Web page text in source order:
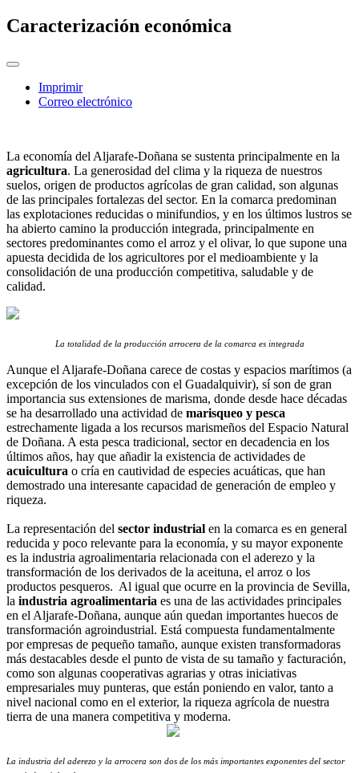
Caracterización económica
Imprimir
Correo electrónico
La economía del Aljarafe-Doñana se sustenta principalmente en la
agricultura. La generosidad del clima y la riqueza de nuestros
suelos, origen de productos agrícolas de gran calidad, son algunas
de las principales fortalezas del sector. En la comarca predominan
las explotaciones reducidas o minifundios, y en los últimos lustros se
ha abierto camino la producción integrada, principalmente en
sectores predominantes como el arroz y el olivar, lo que supone una
apuesta decidida de los agricultores por el medioambiente y la
consolidación de una producción competitiva, saludable y de
calidad.
La totalidad de la producción arrocera de la comarca es integrada
Aunque el Aljarafe-Doñana carece de costas y espacios marítimos (a
excepción de los vinculados con el Guadalquivir), sí son de gran
importancia sus extensiones de marisma, donde desde hace décadas
se ha desarrollado una actividad de marisqueo y pesca
estrechamente ligada a los recursos marismeños del Espacio Natural
de Doñana. A esta pesca tradicional, sector en decadencia en los
últimos años, hay que añadir la existencia de actividades de
acuicultura o cría en cautividad de especies acuáticas, que han
demostrado una interesante capacidad de generación de empleo y
riqueza.
La representación del sector industrial en la comarca es en general
reducida y poco relevante para la economía, y su mayor exponente
es la industria agroalimentaria relacionada con el aderezo y la
transformación de los derivados de la aceituna, el arroz o los
productos pesqueros. Al igual que ocurre en la provincia de Sevilla,
la industria agroalimentaria es una de las actividades principales
en el Aljarafe-Doñana, aunque aún quedan importantes huecos de
transformación agroindustrial. Está compuesta fundamentalmente
por empresas de pequeño tamaño, aunque existen transformadoras
más destacables desde el punto de vista de su tamaño y facturación,
como son algunas cooperativas agrarias y otras iniciativas
empresariales muy punteras, que están poniendo en valor, tanto a
nivel nacional como en el exterior, la riqueza agrícola de nuestra
tierra de una manera competitiva y moderna.
La industria del aderezo y la arrocera son dos de los más importantes exponentes del sector